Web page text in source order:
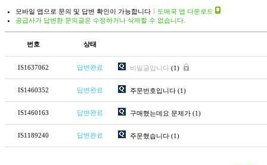
모바일 앱으로 문의 및 답변 확인이 가능합니다
도매꾹 앱 다운로드
공급사가 답변한 문의글은 수정하거나 삭제할 수 없습니다.
번호 상태
IS1637062 답변완료 비밀글입니다 (1)
IS1460352 답변완료 주문번호입니다 (1)
IS1460163 답변완료 구매했는데요 문제가 (1)
IS1189240 답변완료 주문했습니다 (1)